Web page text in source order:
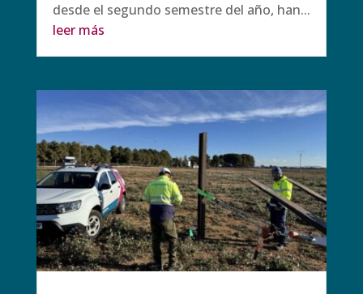
desde el segundo semestre del año, han...
leer más